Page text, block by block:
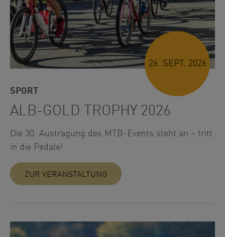
26. SEPT. 2026
SPORT
ALB-GOLD TROPHY 2026
Die 30. Austragung des MTB-Events steht an – tritt
in die Pedale!
ZUR VERANSTALTUNG